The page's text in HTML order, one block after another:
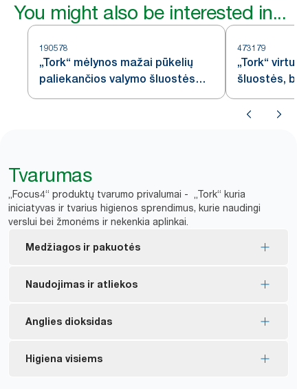
You might also be interested in...
190578
„Tork“ mėlynos mažai pūkelių
paliekančios valymo šluostės
W4
473179
„Tork“
šluostės,
Tvarumas
„Focus4“ produktų tvarumo privalumai - „Tork“ kuria
iniciatyvas ir tvarius higienos sprendimus, kurie naudingi
verslui bei žmonėms ir nekenkia aplinkai.
Medžiagos ir pakuotės
„FSC®“ sertifikuoti užpildai – sudėtyje esantis
Vidinė pakuotė gaminama iš mažiausiai 30 %
Naudojimas ir atliekos
Šluostes galima naudoti pakartotinai, todėl jų
Tirpiklių naudojimą sumažina iki 40 %.
Anglies dioksidas
Nuo 2011 m. mes 28 % sumažinome „exelCLEAN“
Higiena visiems